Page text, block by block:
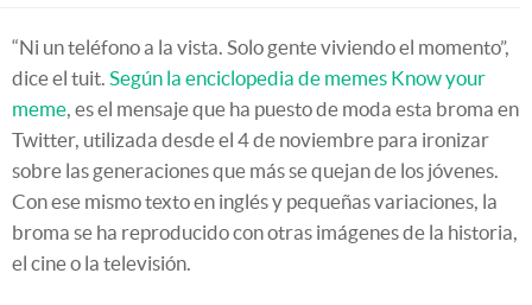
“Ni un teléfono a la vista. Solo gente viviendo el momento”,
dice el tuit. Según la enciclopedia de memes Know your
meme, es el mensaje que ha puesto de moda esta broma en
Twitter, utilizada desde el 4 de noviembre para ironizar
sobre las generaciones que más se quejan de los jóvenes.
Con ese mismo texto en inglés y pequeñas variaciones, la
broma se ha reproducido con otras imágenes de la historia,
el cine o la televisión.